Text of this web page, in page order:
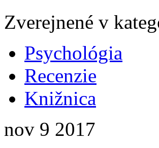
Zverejnené v
Psychológia
Recenzie
Knižnica
nov 9 2017